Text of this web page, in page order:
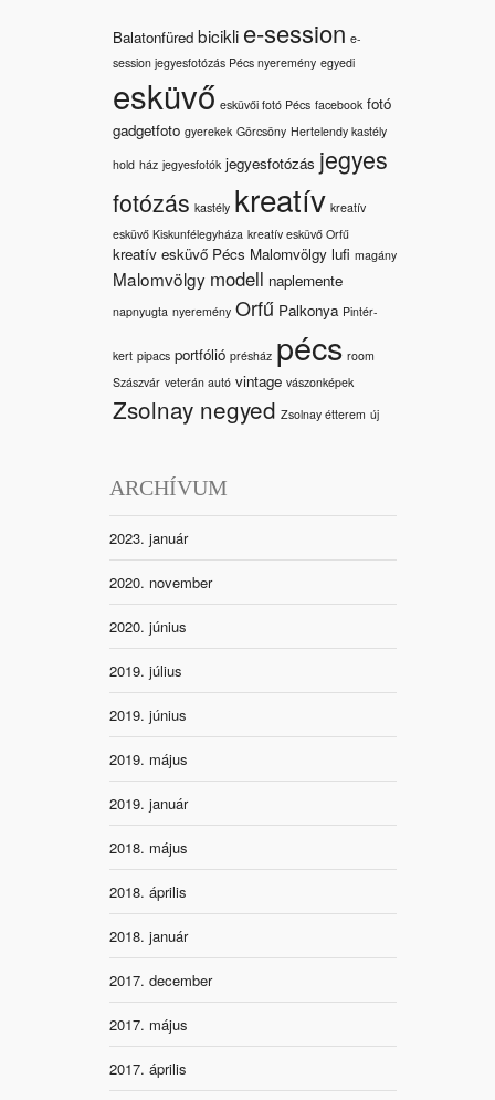
Balatonfüred bicikli e-session e-
session jegyesfotózás Pécs nyeremény egyedi
esküvő esküvői fotó Pécs facebook fotó
gadgetfoto gyerekek Görcsöny Hertelendy kastély
hold ház jegyesfotók jegyesfotózás jegyes
fotózás kastély kreatív kreatív
esküvő Kiskunfélegyháza kreatív esküvő Orfű
kreatív esküvő Pécs Malomvölgy lufi magány
Malomvölgy modell naplemente
napnyugta nyeremény Orfű Palkonya Pintér-
kert pipacs portfólió présház pécs room
Szászvár veterán autó vintage vászonképek
Zsolnay negyed Zsolnay étterem új
ARCHÍVUM
2023. január
2020. november
2020. június
2019. július
2019. június
2019. május
2019. január
2018. május
2018. április
2018. január
2017. december
2017. május
2017. április